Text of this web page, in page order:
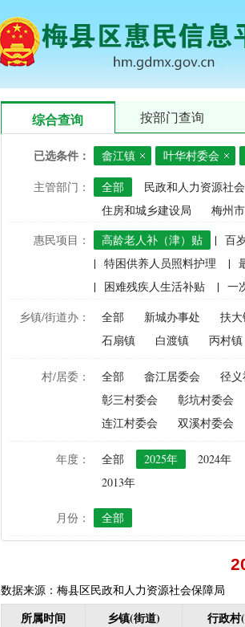
综合查询 按部门查询
已选条件： 畲江镇 叶华村委会
主管部门： 全部 民政和人力资源社
住房和城乡建设局
梅州
惠民项目： 高龄老人补（津）贴 | 百
| 特困供养人员照料护理 |
|
困难残疾人生活补贴 | 一
建档立卡家庭经济困难学生
中央财政水稻、玉米、小麦
农资综合直补及种粮直补（
禁渔渔民生产生活补助 |
“两不具备”贫困村庄搬迁（
省定贫困村创建社会主义新
接生员和赤脚医生生活困难
计划生育家庭特别扶助（
| 城镇独生子女父母计划生育
义务教育阶段家庭经济困
| 普通高中建档立卡和非建档
高中残疾学生免学杂费补助
乡镇/街道办： 全部 新城办事处 扶
石扇镇
白渡镇 丙村镇
村/居委： 全部 畲江居委会 径
彰三村委会
彰坑村委会
连江村委会
双溪村委会
年度： 全部 2025年 2024年
2013年
月份： 全部
数据来源：梅县区民政和人力资源社会保障局
所属时间 乡镇(街道) 行政村